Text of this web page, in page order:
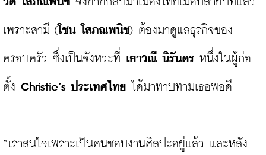
เพราะสามี (โชน โสภณพนิช) ต้องมาดูแลธุรกิจของ
ครอบครัว ซึ่งเป็นจังหวะที่ เยาวณี นิรันดร หนึ่งในผู้ก่อ
ตั้ง Christie’s ประเทศไทย ได้มาทาบทามเธอพอดี
“เราสนใจเพราะเป็นคนชอบงานศิลปะอยู่แล้ว และหลัง